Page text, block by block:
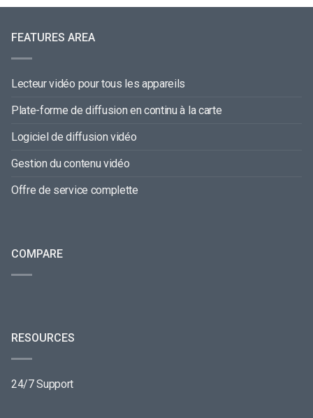
FEATURES AREA
Lecteur vidéo pour tous les appareils
Plate-forme de diffusion en continu à la carte
Logiciel de diffusion vidéo
Gestion du contenu vidéo
Offre de service complette
COMPARE
RESOURCES
24/7 Support